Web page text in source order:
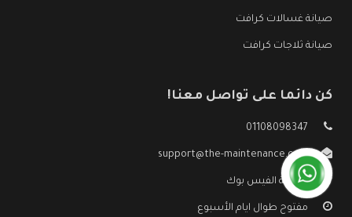
صيانة غسالات كرافت
صيانة ثلاجات كرافت
كن دائما على تواصل معنا!
01108098347
support@the-maintenance.com
صفحة الفيس بوك
مفتوح طوال ايام الأسبوع